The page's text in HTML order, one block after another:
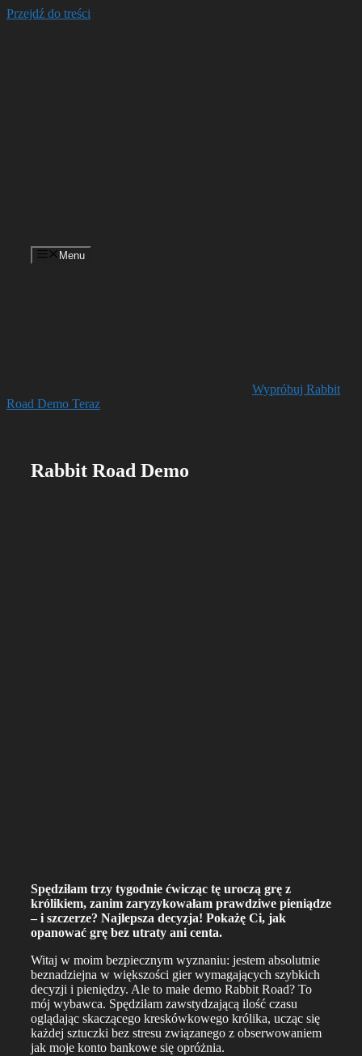
Przejdź do treści
Menu
Wypróbuj Rabbit
Road Demo Teraz
Rabbit Road Demo
Spędziłam trzy tygodnie ćwicząc tę uroczą grę z
królikiem, zanim zaryzykowałam prawdziwe pieniądze
– i szczerze? Najlepsza decyzja! Pokażę Ci, jak
opanować grę bez utraty ani centa.
Witaj w moim bezpiecznym wyznaniu: jestem absolutnie
beznadziejna w większości gier wymagających szybkich
decyzji i pieniędzy. Ale to małe demo Rabbit Road? To
mój wybawca. Spędziłam zawstydzającą ilość czasu
oglądając skaczącego kreskówkowego królika, ucząc się
każdej sztuczki bez stresu związanego z obserwowaniem
jak moje konto bankowe się opróżnia.